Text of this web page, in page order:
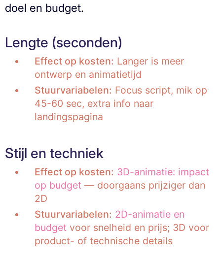
doel en budget.
Lengte (seconden)
Effect op kosten: Langer is meer
ontwerp en animatietijd
Stuurvariabelen: Focus script, mik op
45-60 sec, extra info naar
landingspagina
Stijl en techniek
Effect op kosten: 3D-animatie: impact
op budget — doorgaans prijziger dan
2D
Stuurvariabelen: 2D-animatie en
budget voor snelheid en prijs; 3D voor
product- of technische details